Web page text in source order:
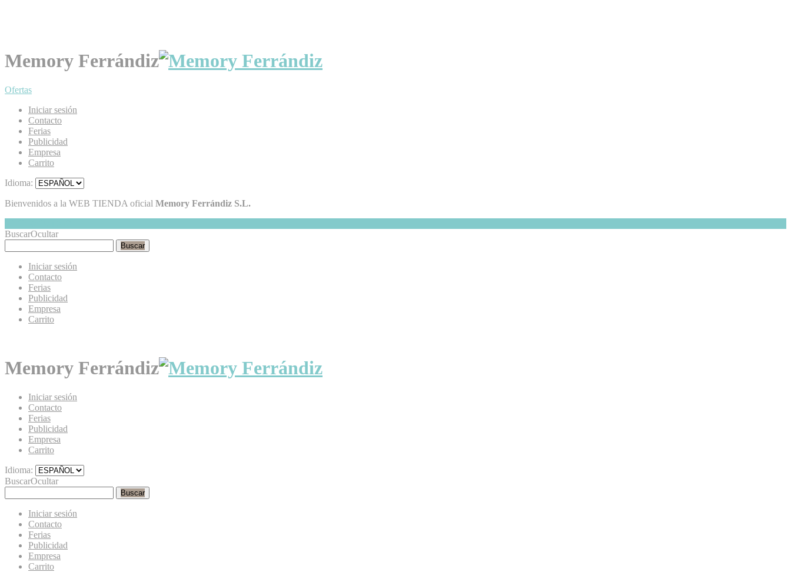
Memory Ferrándiz
Ofertas
Iniciar sesión
Contacto
Ferias
Publicidad
Empresa
Carrito
Idioma:
Bienvenidos a la WEB TIENDA oficial Memory Ferrándiz S.L.
BuscarOcultar
Buscar
Iniciar sesión
Contacto
Ferias
Publicidad
Empresa
Carrito
Memory Ferrándiz
Iniciar sesión
Contacto
Ferias
Publicidad
Empresa
Carrito
Idioma:
BuscarOcultar
Buscar
Iniciar sesión
Contacto
Ferias
Publicidad
Empresa
Carrito